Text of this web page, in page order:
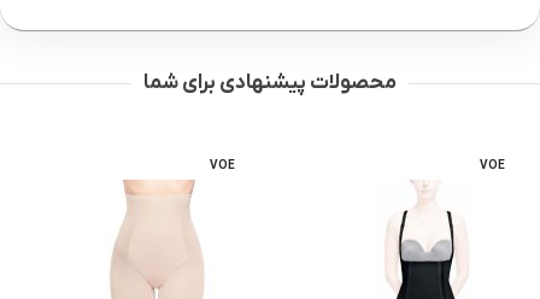
محصولات پیشنهادی برای شما
VOE
MEDIC